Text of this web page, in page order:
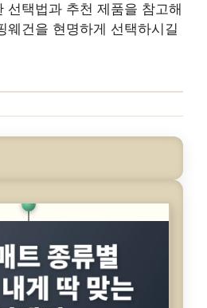
선택법과 추천 제품을 참고해
웨건을 현명하게 선택하시길